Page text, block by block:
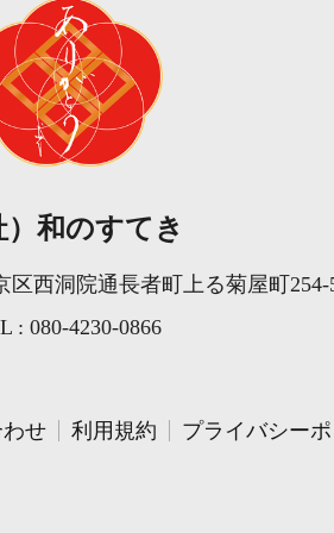
）和のすてき
区西洞院通長者町上る菊屋町254-
: 080-4230-0866
せ 利用規約 プライバシー